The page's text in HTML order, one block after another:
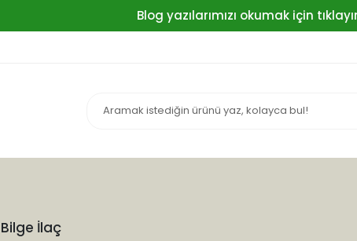
Blog yazılarımızı okumak için
Bilge İlaç